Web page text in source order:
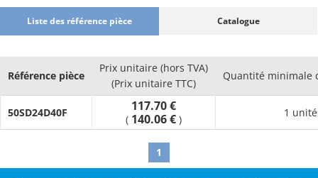
Liste des référence pièce Catalogue
Référence pièce
Prix unitaire (hors TVA)
(Prix unitaire TTC)
Quantité minimale
50SD24D40F 117.70 €
( 140.06 € )
1
1